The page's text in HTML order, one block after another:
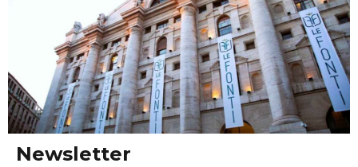
Newsletter